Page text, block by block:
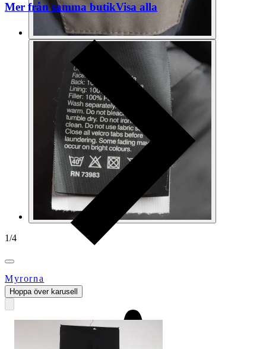
1/4
Myrorna
Mer från samma butikVisa alla
Hoppa över karusell